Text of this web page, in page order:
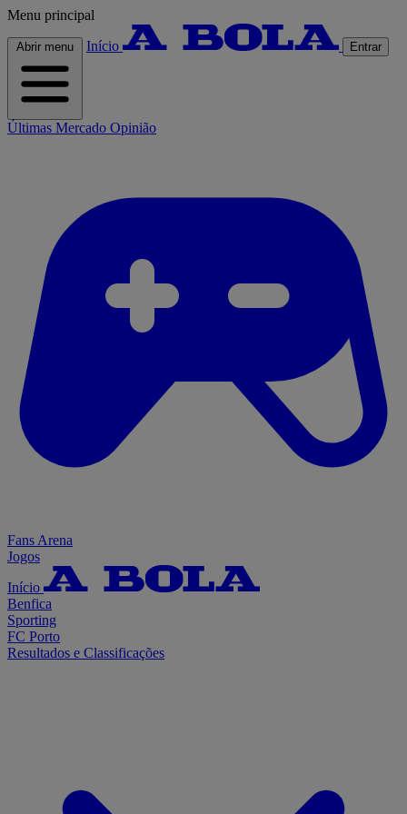
Menu principal
Abrir menu Início Entrar
Últimas Mercado Opinião
Fans Arena
Jogos
Início
Benfica
Sporting
FC Porto
Resultados e Classificações